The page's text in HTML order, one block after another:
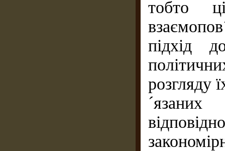
тобто
підхід
розгляду